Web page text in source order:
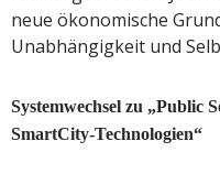
neue ökonomische
Unabhängigkeit und
Systemwechsel zu „Public
SmartCity-Technologien“